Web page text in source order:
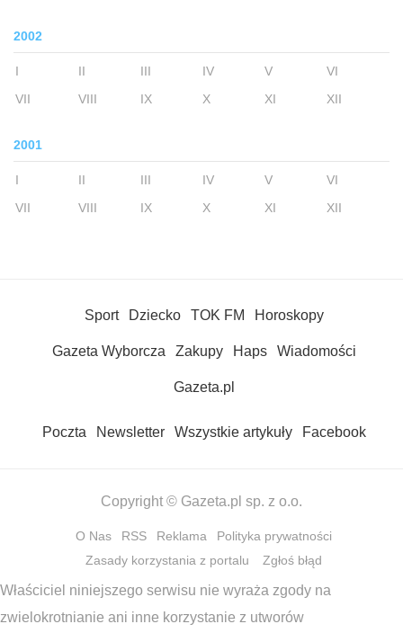
2002
I II III IV V
VI
VII
VIII IX X XI XII
2001
I II III IV V
VI
VII
VIII IX X XI XII
Sport Dziecko TOK FM Horoskopy
Gazeta Wyborcza Zakupy Haps Wiadomości
Gazeta.pl
Poczta Newsletter Wszystkie artykuły Facebook
Copyright © Gazeta.pl sp. z o.o.
O Nas RSS Reklama
Polityka prywatności
Zasady korzystania z portalu
Zgłoś błąd
Właściciel niniejszego serwisu nie wyraża zgody na
zwielokrotnianie ani inne korzystanie z utworów